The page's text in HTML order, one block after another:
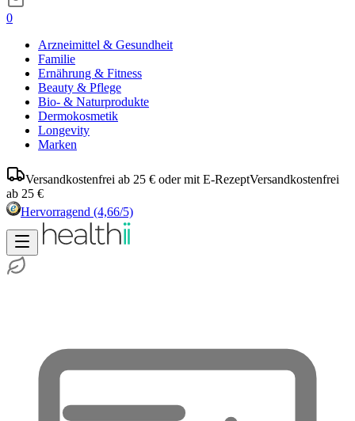
0
Arzneimittel & Gesundheit
Familie
Ernährung & Fitness
Beauty & Pflege
Bio- & Naturprodukte
Dermokosmetik
Longevity
Marken
Versandkostenfrei ab 25 € oder mit E-RezeptVersandkostenfrei
ab 25 €
Hervorragend (4,66/5)